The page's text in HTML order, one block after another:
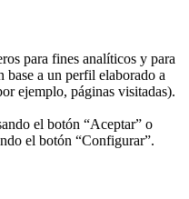
para fines analíticos y para
base a un perfil elaborado a
ejemplo, páginas visitadas).
el botón “Aceptar” o
el botón “Configurar”.